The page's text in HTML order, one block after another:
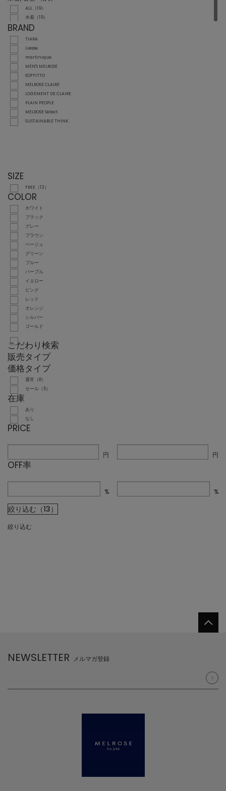
ALL（19）
水着（19）
BRAND
TIARA
Liesse
martinique
MEN'S MELROSE
SOFFITTO
MELROSE CLAIRE
LOGEMENT DE CLAIRE
PLAIN PEOPLE
MELROSE Select
SUSTAINABLE THINK.
SIZE
FREE（13）
COLOR
ホワイト
ブラック
グレー
ブラウン
ベージュ
グリーン
ブルー
パープル
イエロー
ピンク
レッド
オレンジ
シルバー
ゴールド
こだわり検索
販売タイプ
価格タイプ
通常（8）
セール（5）
在庫
あり
なし
PRICE
円 円
OFF率
% %
絞り込む（13）
絞り込む
NEWSLETTER メルマガ登録